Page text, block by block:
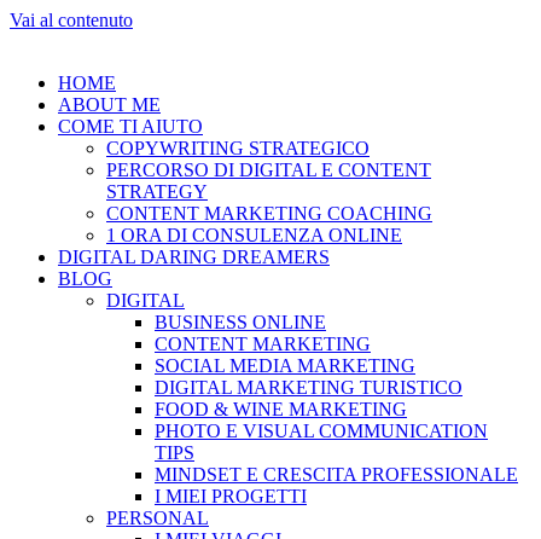
Vai al contenuto
HOME
ABOUT ME
COME TI AIUTO
COPYWRITING STRATEGICO
PERCORSO DI DIGITAL E CONTENT
STRATEGY
CONTENT MARKETING COACHING
1 ORA DI CONSULENZA ONLINE
DIGITAL DARING DREAMERS
BLOG
DIGITAL
BUSINESS ONLINE
CONTENT MARKETING
SOCIAL MEDIA MARKETING
DIGITAL MARKETING TURISTICO
FOOD & WINE MARKETING
PHOTO E VISUAL COMMUNICATION
TIPS
MINDSET E CRESCITA PROFESSIONALE
I MIEI PROGETTI
PERSONAL